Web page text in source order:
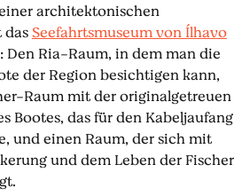
architektonischen
dasSeefahrtsmuseum von Ílhavo
Den Ria-Raum, in dem man die
der Region besichtigen kann,
Raum mit der originalgetreuen
Bootes, das für den Kabeljaufang
und einen Raum, der sich mit
und dem Leben der Fischer